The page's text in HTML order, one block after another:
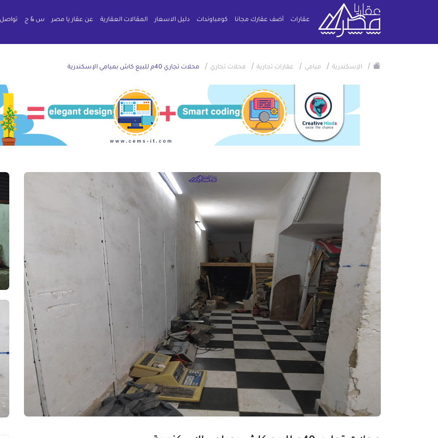
عقارات أضف عقارك مجانا كومباوندات دليل الاسعار المقالات العقارية عن عقار يا مصر س & ج
/ الإسكندرية / ميامي / عقارات تجارية / محلات تجاري / محلات تجاري 40م للبيع كاش بميامي الإسكندرية